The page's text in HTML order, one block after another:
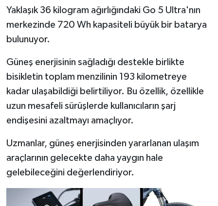
Yaklaşık 36 kilogram ağırlığındaki Go 5 Ultra'nın
merkezinde 720 Wh kapasiteli büyük bir batarya
bulunuyor.
Güneş enerjisinin sağladığı destekle birlikte
bisikletin toplam menzilinin 193 kilometreye
kadar ulaşabildiği belirtiliyor. Bu özellik, özellikle
uzun mesafeli sürüşlerde kullanıcıların şarj
endişesini azaltmayı amaçlıyor.
Uzmanlar, güneş enerjisinden yararlanan ulaşım
araçlarının gelecekte daha yaygın hale
gelebileceğini değerlendiriyor.
Şaphane
Simav
Siyaset
Spor
Tavşanlı
Türkiye